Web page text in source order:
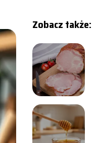
Zobacz także: